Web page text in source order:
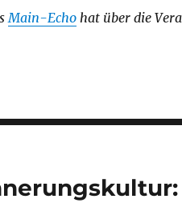
Main-Echo hat über die